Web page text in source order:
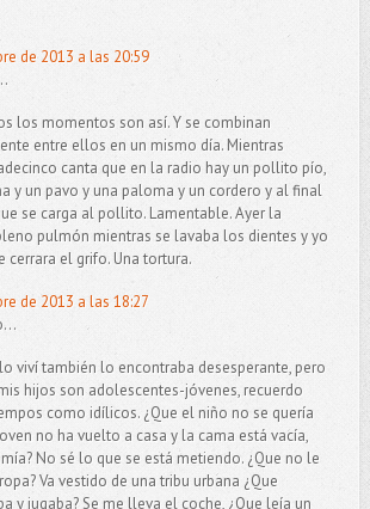
de 2013 a las 20:59
los momentos son así. Y se combinan
entre ellos en un mismo día. Mientras
canta que en la radio hay un pollito pío,
y un pavo y una paloma y un cordero y al final
se carga al pollito. Lamentable. Ayer la
pulmón mientras se lavaba los dientes y yo
cerrara el grifo. Una tortura.
de 2013 a las 18:27
viví también lo encontraba desesperante, pero
hijos son adolescentes-jóvenes, recuerdo
como idílicos. ¿Que el niño no se quería
no ha vuelto a casa y la cama está vacía,
No sé lo que se está metiendo. ¿Que no le
Va vestido de una tribu urbana ¿Que
y jugaba? Se me lleva el coche, ¿Que leía un